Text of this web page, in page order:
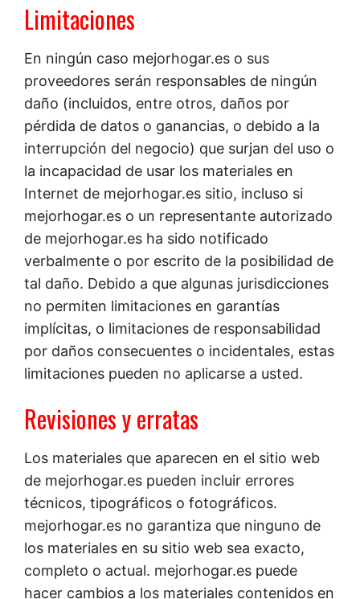
Limitaciones
En ningún caso mejorhogar.es o sus
proveedores serán responsables de ningún
daño (incluidos, entre otros, daños por
pérdida de datos o ganancias, o debido a la
interrupción del negocio) que surjan del uso o
la incapacidad de usar los materiales en
Internet de mejorhogar.es sitio, incluso si
mejorhogar.es o un representante autorizado
de mejorhogar.es ha sido notificado
verbalmente o por escrito de la posibilidad de
tal daño. Debido a que algunas jurisdicciones
no permiten limitaciones en garantías
implícitas, o limitaciones de responsabilidad
por daños consecuentes o incidentales, estas
limitaciones pueden no aplicarse a usted.
Revisiones y erratas
Los materiales que aparecen en el sitio web
de mejorhogar.es pueden incluir errores
técnicos, tipográficos o fotográficos.
mejorhogar.es no garantiza que ninguno de
los materiales en su sitio web sea exacto,
completo o actual. mejorhogar.es puede
hacer cambios a los materiales contenidos en